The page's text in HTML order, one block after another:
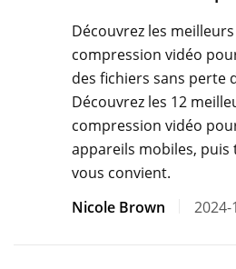
Découvrez les
compression vidéo
des fichiers sans perte
Découvrez les 12
compression vidéo
appareils mobiles, puis
vous convient.
Nicole Brown
2024-